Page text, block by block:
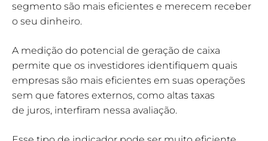
segmento são mais eficientes e merecem receber
o seu dinheiro.
A medição do potencial de geração de caixa
permite que os investidores identifiquem quais
empresas são mais eficientes em suas operações
sem que fatores externos, como altas taxas
de juros, interfiram nessa avaliação.